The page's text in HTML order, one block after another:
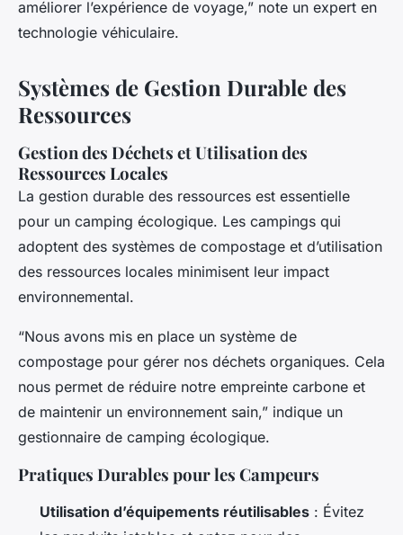
améliorer l’expérience de voyage,” note un expert en
technologie véhiculaire.
Systèmes de Gestion Durable des
Ressources
Gestion des Déchets et Utilisation des
Ressources Locales
La gestion durable des ressources est essentielle
pour un camping écologique. Les campings qui
adoptent des systèmes de compostage et d’utilisation
des ressources locales minimisent leur impact
environnemental.
“Nous avons mis en place un système de
compostage pour gérer nos déchets organiques. Cela
nous permet de réduire notre empreinte carbone et
de maintenir un environnement sain,” indique un
gestionnaire de camping écologique.
Pratiques Durables pour les Campeurs
Utilisation d’équipements réutilisables : Évitez